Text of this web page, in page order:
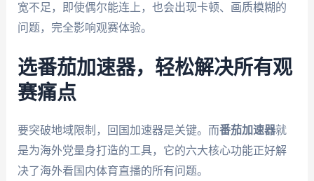
宽不足，即使偶尔能连上，也会出现卡顿、画质模糊的
问题，完全影响观赛体验。
选番茄加速器，轻松解决所有观
赛痛点
要突破地域限制，回国加速器是关键。而番茄加速器就
是为海外党量身打造的工具，它的六大核心功能正好解
决了海外看国内体育直播的所有问题。